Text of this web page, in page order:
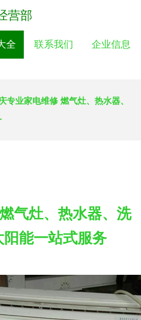
营部
全 联系我们 企业信息
专业家电维修 燃气灶、热水器、
气灶、热水器、洗
能一站式服务